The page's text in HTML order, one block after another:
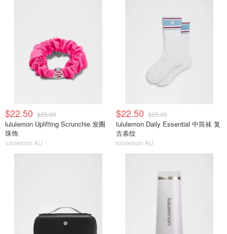
$22.50 $25.00
lululemon Uplifting Scrunchie 发圈
珠饰
lululemon AU
$22.50 $25.00
lululemon Daily Essential 中筒袜 复
古条纹
lululemon AU